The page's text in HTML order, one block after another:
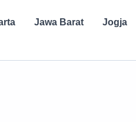
Jawa Barat Jogja